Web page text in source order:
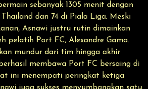
sebanyak 1305 menit dengan
Thailand dan 74 di Piala Liga. Meski
Asnawi justru rutin dimainkan
pelatih Port FC, Alexandre Gama.
mundur dari tim hingga akhir
membawa Port FC bersaing di
ini menempati peringkat ketiga
juga sukses menyumbangkan satu